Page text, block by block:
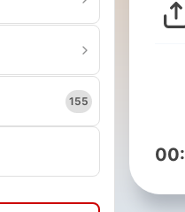
155